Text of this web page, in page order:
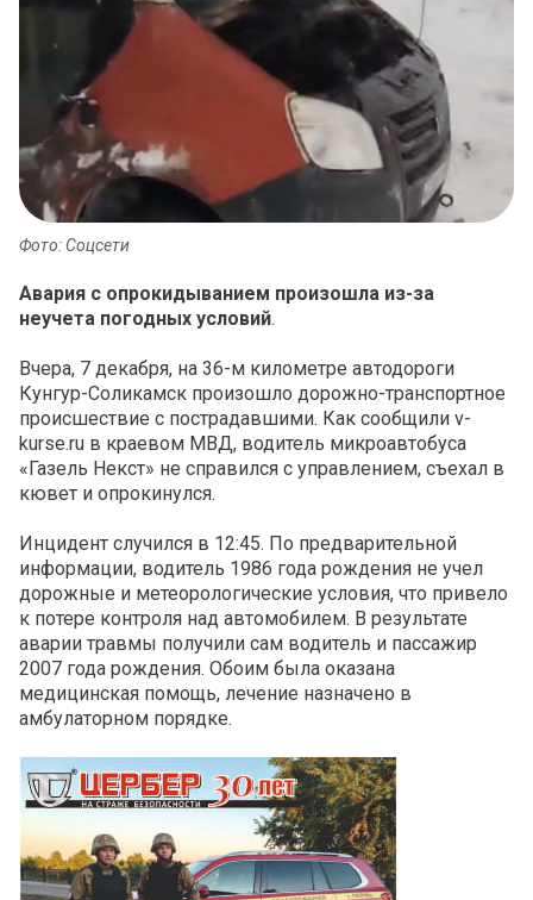
Фото: Соцсети
Авария с опрокидыванием произошла из-за
неучета погодных условий.
Вчера, 7 декабря, на 36-м километре автодороги
Кунгур-Соликамск произошло дорожно-транспортное
происшествие с пострадавшими. Как сообщили v-
kurse.ru в краевом МВД, водитель микроавтобуса
«Газель Некст» не справился с управлением, съехал в
кювет и опрокинулся.
Инцидент случился в 12:45. По предварительной
информации, водитель 1986 года рождения не учел
дорожные и метеорологические условия, что привело
к потере контроля над автомобилем. В результате
аварии травмы получили сам водитель и пассажир
2007 года рождения. Обоим была оказана
медицинская помощь, лечение назначено в
амбулаторном порядке.